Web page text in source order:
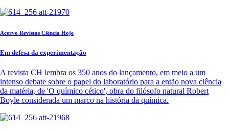
Acervo Revistas Ciência Hoje
Em defesa da experimentação
A revista CH lembra os 350 anos do lançamento, em meio a um
intenso debate sobre o papel do laboratório para a então nova ciência
da matéria, de 'O químico cético', obra do filósofo natural Robert
Boyle considerada um marco na história da química.